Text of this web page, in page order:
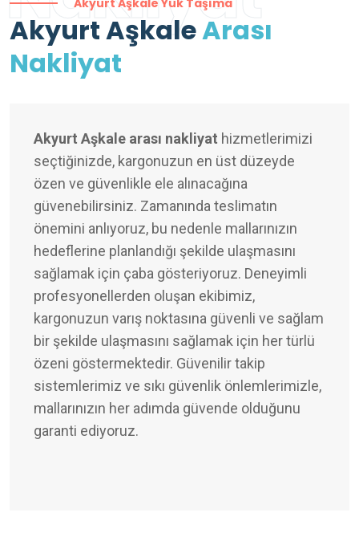
Akyurt AşkaleArası
Nakliyat
Akyurt Aşkale arası nakliyat hizmetlerimizi
seçtiğinizde, kargonuzun en üst düzeyde
özen ve güvenlikle ele alınacağına
güvenebilirsiniz. Zamanında teslimatın
önemini anlıyoruz, bu nedenle mallarınızın
hedeflerine planlandığı şekilde ulaşmasını
sağlamak için çaba gösteriyoruz. Deneyimli
profesyonellerden oluşan ekibimiz,
kargonuzun varış noktasına güvenli ve sağlam
bir şekilde ulaşmasını sağlamak için her türlü
özeni göstermektedir. Güvenilir takip
sistemlerimiz ve sıkı güvenlik önlemlerimizle,
mallarınızın her adımda güvende olduğunu
garanti ediyoruz.